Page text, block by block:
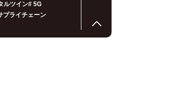
ルツイン# 5G
プライチェーン